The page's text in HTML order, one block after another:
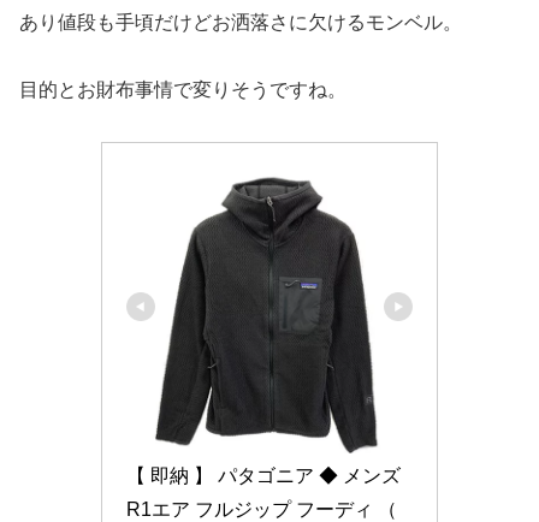
あり値段も手頃だけどお洒落さに欠けるモンベル。
目的とお財布事情で変りそうですね。
【 即納 】 パタゴニア ◆ メンズ
R1エア フルジップ フーディ （